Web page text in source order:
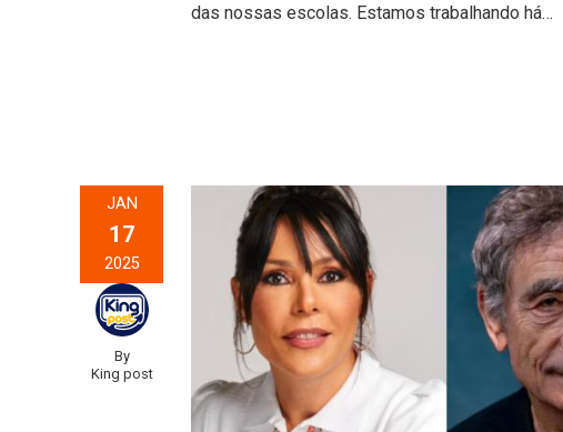
das nossas escolas. Estamos trabalhando há…
JAN
17
2025
By
King post